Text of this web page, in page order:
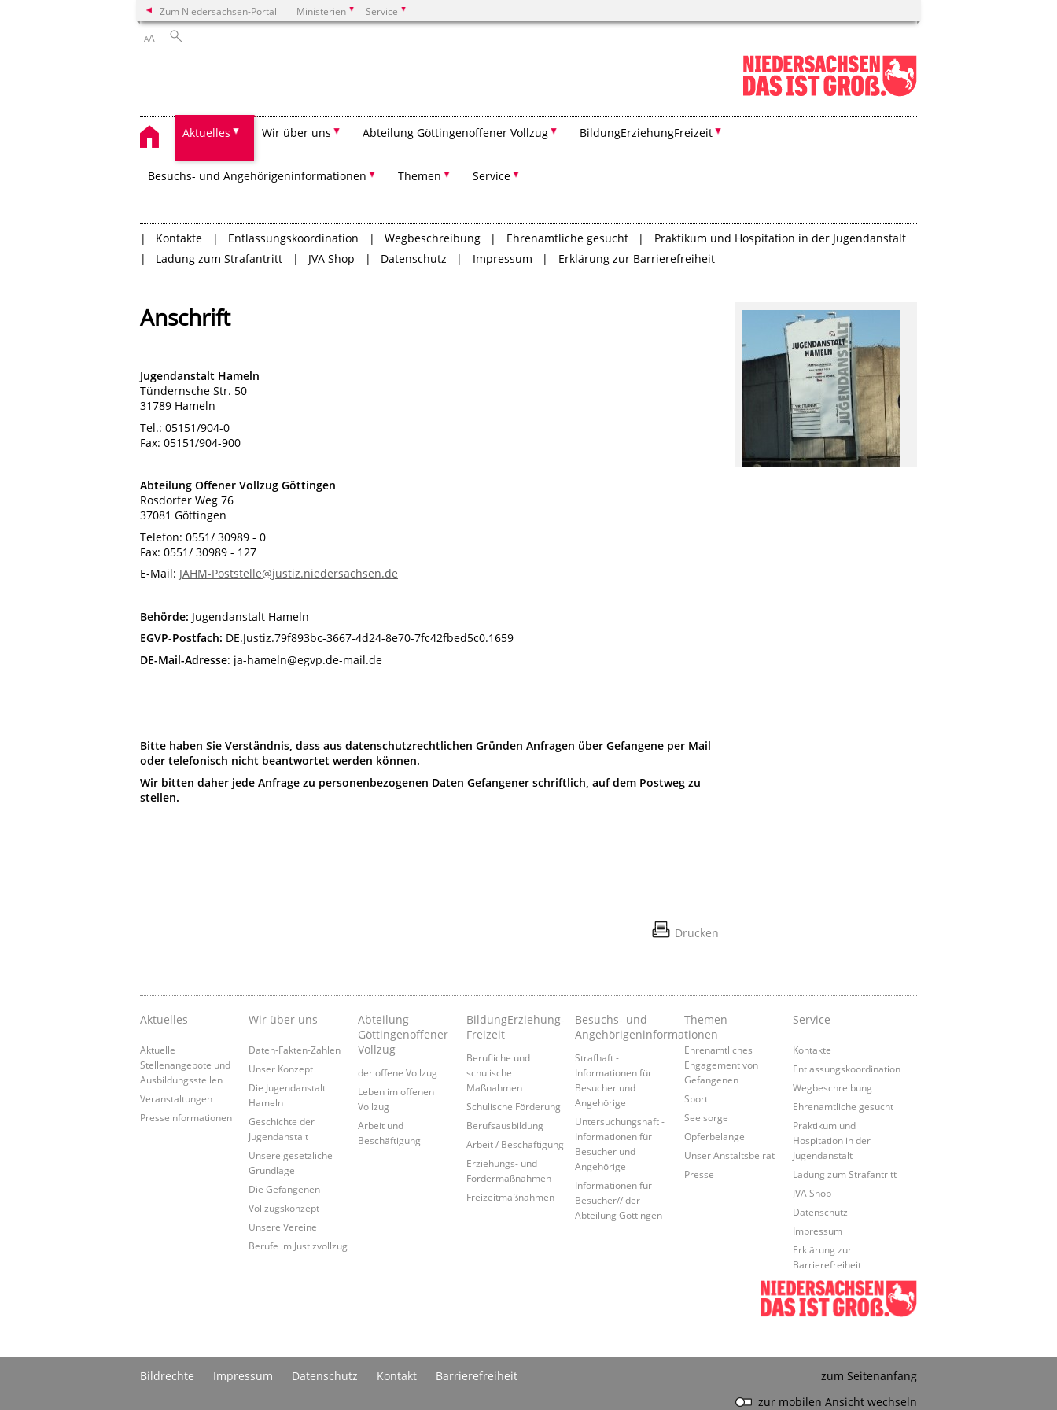
Zum Niedersachsen-Portal Ministerien Service
AA
Aktuelles Wir über uns Abteilung Göttingen­offener Vollzug Bildung­Erziehung­Freizeit
Besuchs- und Angehörigeninformationen Themen Service
Kontakte Entlassungskoordination Wegbeschreibung Ehrenamtliche gesucht
Praktikum und Hospitation in der Jugendanstalt
Ladung zum Strafantritt
JVA Shop Datenschutz Impressum Erklärung zur Barrierefreiheit
Anschrift
Jugendanstalt Hameln
Tündernsche Str. 50
31789 Hameln
Tel.: 05151/904-0
Fax: 05151/904-900
Abteilung Offener Vollzug Göttingen
Rosdorfer Weg 76
37081 Göttingen
Telefon: 0551/ 30989 - 0
Fax: 0551/ 30989 - 127
E-Mail: JAHM-Poststelle@justiz.niedersachsen.de
Behörde: Jugendanstalt Hameln
EGVP-Postfach: DE.Justiz.79f893bc-3667-4d24-8e70-7fc42fbed5c0.1659
DE-Mail-Adresse: ja-hameln@egvp.de-mail.de
Bitte haben Sie Verständnis, dass aus datenschutzrechtlichen Gründen Anfragen über Gefangene per Mail
oder telefonisch nicht beantwortet werden können.
Wir bitten daher jede Anfrage zu personenbezogenen Daten Gefangener schriftlich, auf dem Postweg zu
stellen.
Drucken
Aktuelles
Aktuelle
Stellenangebote und
Ausbildungsstellen
Veranstaltungen
Presseinformationen
Wir über uns
Daten-Fakten-Zahlen
Unser Konzept
Die Jugendanstalt
Hameln
Geschichte der
Jugendanstalt
Unsere gesetzliche
Grundlage
Die Gefangenen
Vollzugskonzept
Unsere Vereine
Berufe im Justizvollzug
Abteilung
Göttingen­offener
Vollzug
der offene Vollzug
Leben im offenen
Vollzug
Arbeit und
Beschäftigung
Bildung­Erziehung­
Freizeit
Berufliche und
schulische
Maßnahmen
Schulische Förderung
Berufsausbildung
Arbeit / Beschäftigung
Erziehungs- und
Fördermaßnahmen
Freizeitmaßnahmen
Besuchs- und
Angehörigeninformationen
Strafhaft -
Informationen für
Besucher und
Angehörige
Untersuchungshaft -
Informationen für
Besucher und
Angehörige
Informationen für
Besucher// der
Abteilung Göttingen
Themen
Ehrenamtliches
Engagement von
Gefangenen
Sport
Seelsorge
Opferbelange
Unser Anstaltsbeirat
Presse
Service
Kontakte
Entlassungskoordination
Wegbeschreibung
Ehrenamtliche gesucht
Praktikum und
Hospitation in der
Jugendanstalt
Ladung zum Strafantritt
JVA Shop
Datenschutz
Impressum
Erklärung zur
Barrierefreiheit
Bildrechte Impressum Datenschutz Kontakt Barrierefreiheit
zum Seitenanfang
zur mobilen Ansicht wechseln